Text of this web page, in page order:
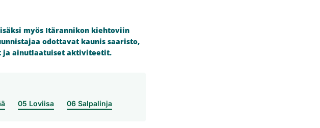
myös Itärannikon kiehtoviin
odottavat kaunis saaristo,
ja ainutlaatuiset aktiviteetit.
05 Loviisa 06 Salpalinja